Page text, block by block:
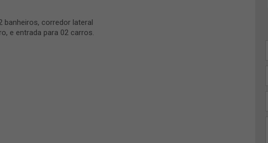
banheiros, corredor lateral
e entrada para 02 carros.